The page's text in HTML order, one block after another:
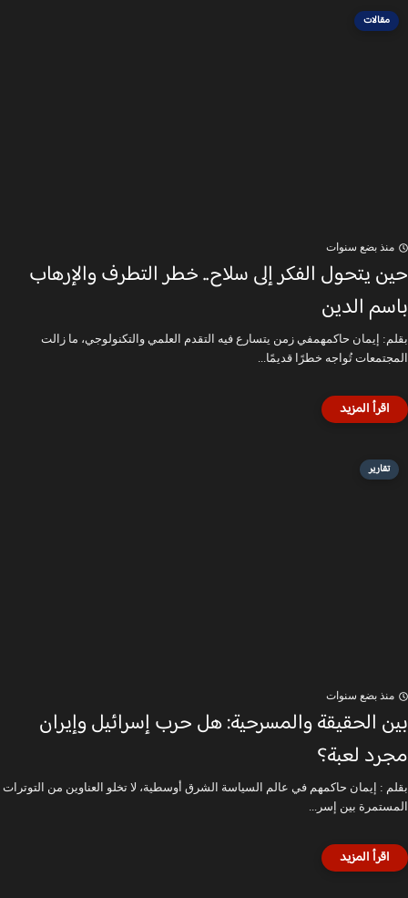
مقالات
منذ بضع سنوات
حين يتحول الفكر إلى سلاح.. خطر التطرف والإرهاب
باسم الدين
بقلم: إيمان حاكمهمفي زمن يتسارع فيه التقدم العلمي والتكنولوجي، ما زالت
المجتمعات تُواجه خطرًا قديمًا...
تقارير
منذ بضع سنوات
بين الحقيقة والمسرحية: هل حرب إسرائيل وإيران
مجرد لعبة؟
بقلم : إيمان حاكمهم في عالم السياسة الشرق أوسطية، لا تخلو العناوين من التوترات
المستمرة بين إسر...